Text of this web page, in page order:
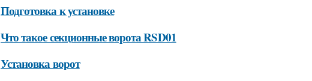
Подготовка к установке
Что такое секционные ворота RSD01
Установка ворот